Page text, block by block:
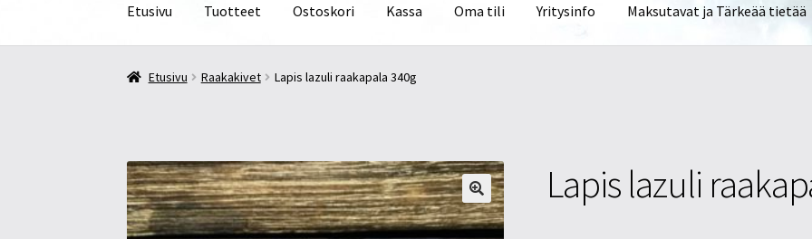
Etusivu Tuotteet Ostoskori Kassa Oma tili Yritysinfo Maksutavat ja Tärkeää tietää
Etusivu Kassa Maksutavat ja Tärkeää tietää Myymälät
Etusivu Raakakivet Lapis lazuli raakapala 340g
Lapis lazuli